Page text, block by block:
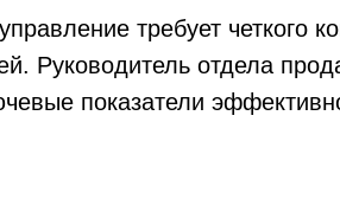
требует четкого
Руководитель отдела
показатели